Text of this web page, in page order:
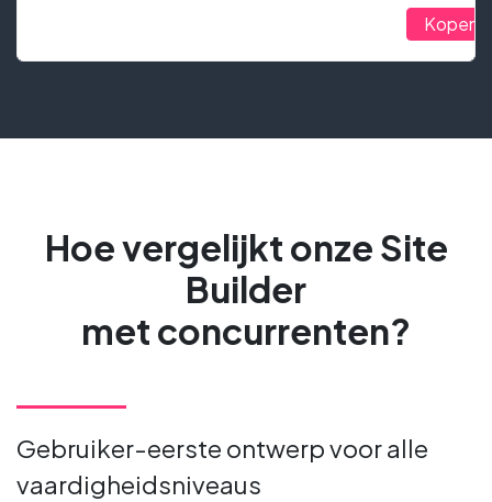
Kopen
Hoe vergelijkt onze Site
Builder
met concurrenten?
Gebruiker-eerste ontwerp voor alle
vaardigheidsniveaus